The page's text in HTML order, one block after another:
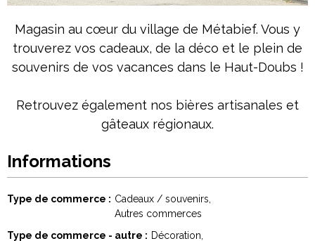
Magasin au cœur du village de Métabief. Vous y
trouverez vos cadeaux, de la déco et le plein de
souvenirs de vos vacances dans le Haut-Doubs !
Retrouvez également nos bières artisanales et
gâteaux régionaux.
Informations
Type de commerce
Cadeaux / souvenirs
Autres commerces
Type de commerce - autre
Décoration